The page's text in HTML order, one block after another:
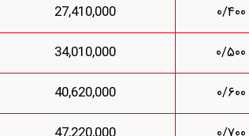
27,410,000
34,010,000
40,620,000